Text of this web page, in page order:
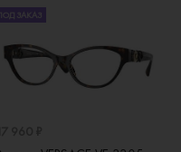
ЗАКАЗ